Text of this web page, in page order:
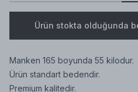
Ürün stokta olduğunda
Manken 165 boyunda 55 kilodur.
Ürün standart bedendir.
Premium kalitedir.